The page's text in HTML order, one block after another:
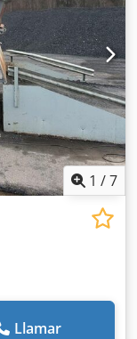
1 /7
Llamar